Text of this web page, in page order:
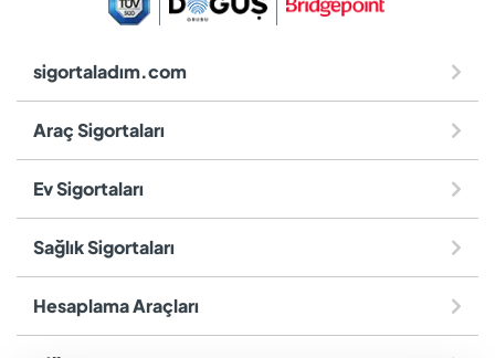
sigortaladım.com
Araç Sigortaları
Ev Sigortaları
Sağlık Sigortaları
Hesaplama Araçları